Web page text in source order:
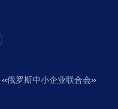
«俄罗斯中小企业联合会»